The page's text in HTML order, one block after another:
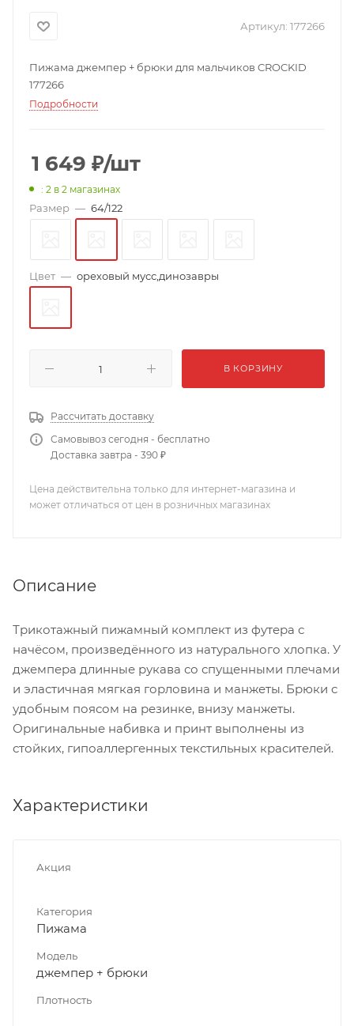
Артикул: 177266
Пижама джемпер + брюки для мальчиков CROCKID
177266
Подробности
1 649 ₽/шт
: 2 в 2 магазинах
Размер — 64/122
Цвет — ореховый мусс,динозавры
В КОРЗИНУ
Рассчитать доставку
Самовывоз сегодня - бесплатно
Доставка завтра - 390 ₽
Цена действительна только для интернет-магазина и
может отличаться от цен в розничных магазинах
Описание
Трикотажный пижамный комплект из футера с
начёсом, произведённого из натурального хлопка. У
джемпера длинные рукава со спущенными плечами
и эластичная мягкая горловина и манжеты. Брюки с
удобным поясом на резинке, внизу манжеты.
Оригинальные набивка и принт выполнены из
стойких, гипоаллергенных текстильных красителей.
Характеристики
Акция
Категория
Пижама
Модель
джемпер + брюки
Плотность